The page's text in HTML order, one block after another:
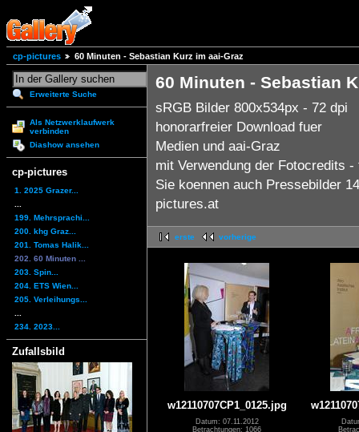
cp-pictures 60 Minuten - Sebastian Kurz im aai-Graz
Erweiterte Suche
Als Netzwerklaufwerk
verbinden
Diashow ansehen
cp-pictures
1. 2025 Grazer...
199. Mehrsprachi...
200. khg Graz...
201. Tomas Halik...
202. 60 Minuten ...
203. Spin...
204. ETS Wien...
205. Verleihungs...
234. 2023...
Zufallsbild
60 Minuten - Sebastian
sRGB Bilder 800x534px - 72 dpi
honorarfreier Download fuer
Medien und aai-Graz
mit Verwendung der Fotocredits
Sie koennen auch Pressebilder
pictures.at
erste vorherige
w12110707CP1_0125.jpg
Datum: 07.11.2012
Betrachtungen: 1066